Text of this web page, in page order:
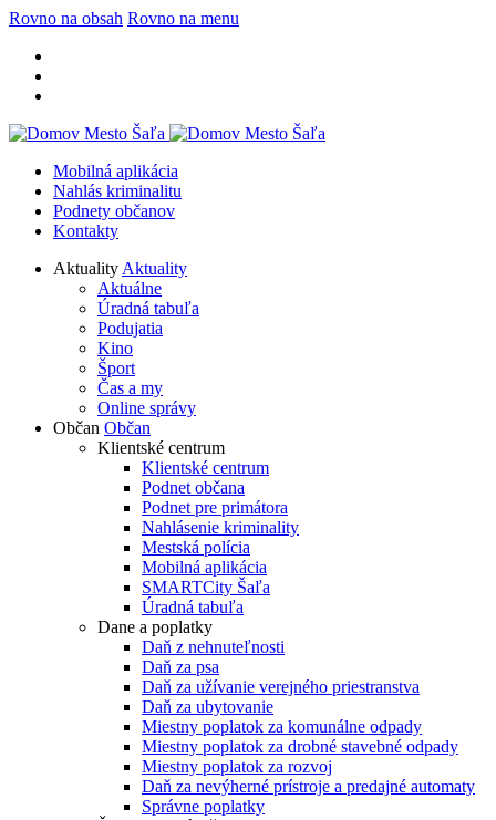
Rovno na obsah Rovno na menu
Mobilná aplikácia
Nahlás kriminalitu
Podnety občanov
Kontakty
Aktuality Aktuality
Aktuálne
Úradná tabuľa
Podujatia
Kino
Šport
Čas a my
Online správy
Občan Občan
Klientské centrum
Klientské centrum
Podnet občana
Podnet pre primátora
Nahlásenie kriminality
Mestská polícia
Mobilná aplikácia
SMARTCity Šaľa
Úradná tabuľa
Dane a poplatky
Daň z nehnuteľnosti
Daň za psa
Daň za užívanie verejného priestranstva
Daň za ubytovanie
Miestny poplatok za komunálne odpady
Miestny poplatok za drobné stavebné odpady
Miestny poplatok za rozvoj
Daň za nevýherné prístroje a predajné automaty
Správne poplatky